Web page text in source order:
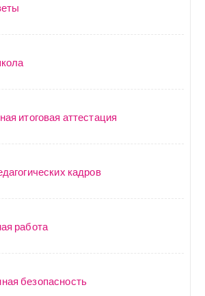
итоговая аттестация
кадров
работа
безопасность